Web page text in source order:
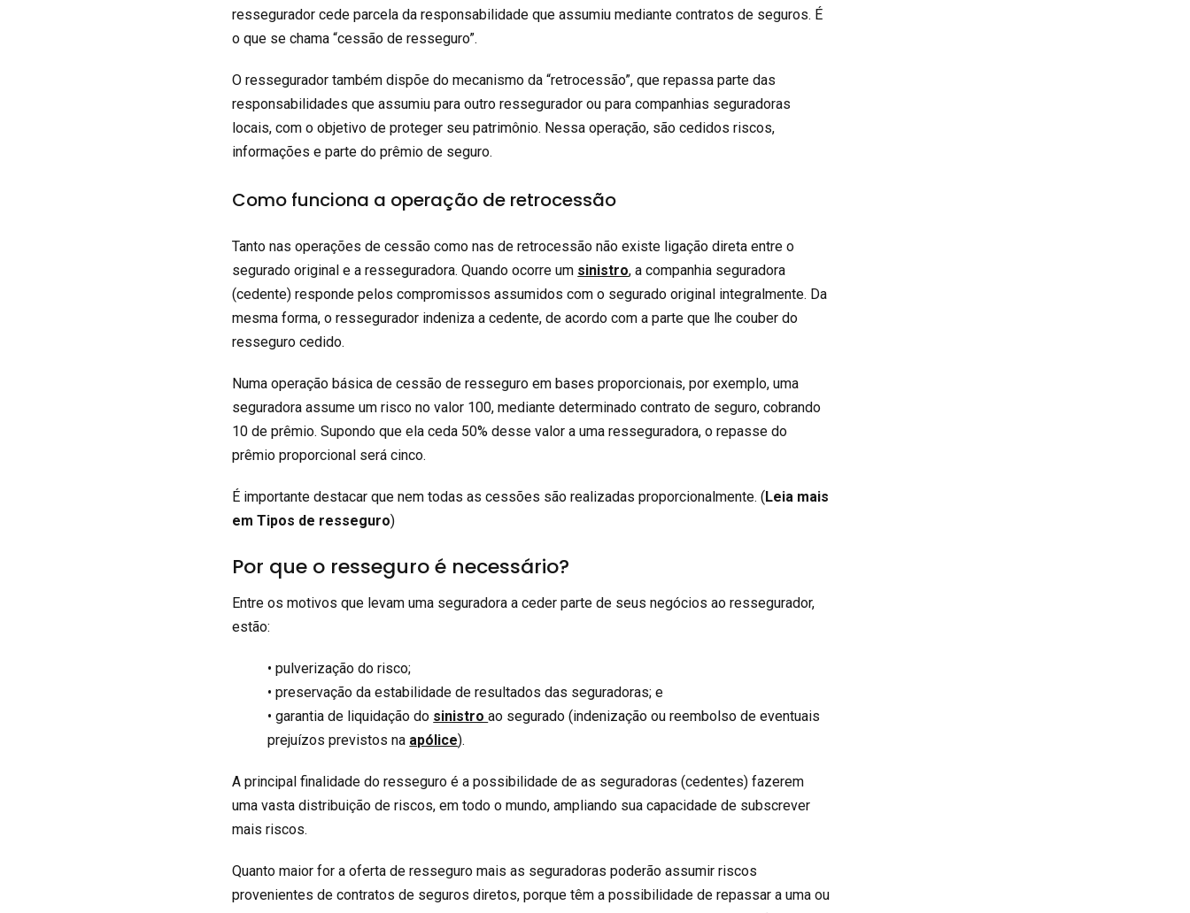
ressegurador cede parcela da responsabilidade que assumiu mediante contratos de seguros. É
o que se chama “cessão de resseguro”.
O ressegurador também dispõe do mecanismo da “retrocessão”, que repassa parte das
responsabilidades que assumiu para outro ressegurador ou para companhias seguradoras
locais, com o objetivo de proteger seu patrimônio. Nessa operação, são cedidos riscos,
informações e parte do prêmio de seguro.
Como funciona a operação de retrocessão
Tanto nas operações de cessão como nas de retrocessão não existe ligação direta entre o
segurado original e a resseguradora. Quando ocorre um sinistro, a companhia seguradora
(cedente) responde pelos compromissos assumidos com o segurado original integralmente. Da
mesma forma, o ressegurador indeniza a cedente, de acordo com a parte que lhe couber do
resseguro cedido.
Numa operação básica de cessão de resseguro em bases proporcionais, por exemplo, uma
seguradora assume um risco no valor 100, mediante determinado contrato de seguro, cobrando
10 de prêmio. Supondo que ela ceda 50% desse valor a uma resseguradora, o repasse do
prêmio proporcional será cinco.
É importante destacar que nem todas as cessões são realizadas proporcionalmente. (Leia mais
em Tipos de resseguro)
Por que o resseguro é necessário?
Entre os motivos que levam uma seguradora a ceder parte de seus negócios ao ressegurador,
estão:
• pulverização do risco;
• preservação da estabilidade de resultados das seguradoras; e
• garantia de liquidação do sinistroao segurado (indenização ou reembolso de eventuais
prejuízos previstos na apólice).
A principal finalidade do resseguro é a possibilidade de as seguradoras (cedentes) fazerem
uma vasta distribuição de riscos, em todo o mundo, ampliando sua capacidade de subscrever
mais riscos.
Quanto maior for a oferta de resseguro mais as seguradoras poderão assumir riscos
provenientes de contratos de seguros diretos, porque têm a possibilidade de repassar a uma ou